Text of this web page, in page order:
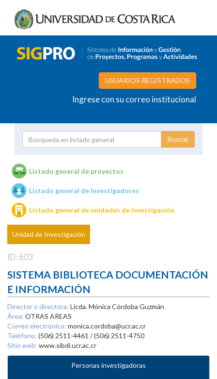
USUARIOS REGISTRADOS
Ingrese con su correo institucional
Unidades de investigación
Listado general de proyectos
Listado general de investigadores
Listado general de unidades de investigación
Unidad de Investigación
ID: 603
SISTEMA BIBLIOTECA DOCUMENTACIÓN
E INFORMACIÓN
Director o directora: Licda. Mónica Córdoba Guzmán
Área: OTRAS AREAS
Correo electrónico: monica.cordoba@ucr.ac.cr
Teléfono: (506) 2511-4461 / (506) 2511-4750
Sitio web: www.sibdi.ucr.ac.cr
Personas investigadoras